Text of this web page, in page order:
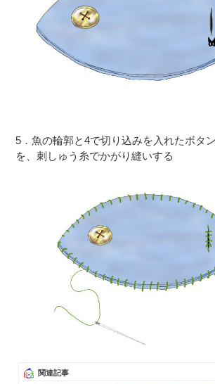
5．魚の輪郭と4で切り込みを入れたボタ
を、刺しゅう糸でかがり縫いする
関連記事